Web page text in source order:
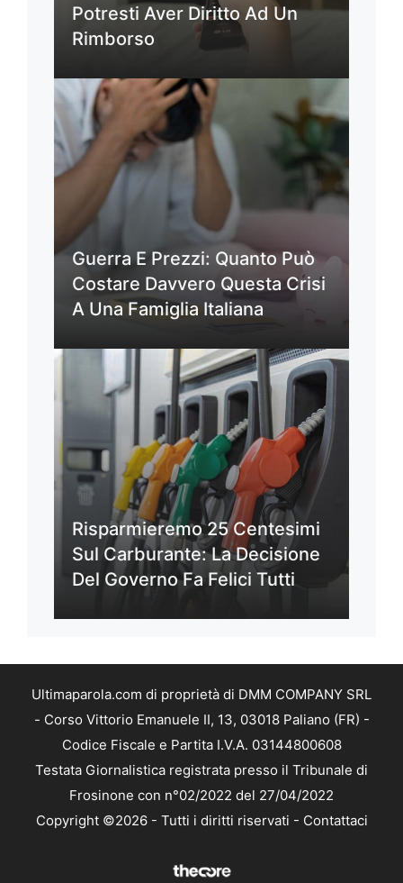
Potresti Aver Diritto Ad Un
Rimborso
Guerra E Prezzi: Quanto Può
Costare Davvero Questa Crisi
A Una Famiglia Italiana
Risparmieremo 25 Centesimi
Sul Carburante: La Decisione
Del Governo Fa Felici Tutti
Ultimaparola.com di proprietà di DMM COMPANY SRL
- Corso Vittorio Emanuele II, 13, 03018 Paliano (FR) -
Codice Fiscale e Partita I.V.A. 03144800608
Testata Giornalistica registrata presso il Tribunale di
Frosinone con n°02/2022 del 27/04/2022
Copyright ©2026 - Tutti i diritti riservati - Contattaci